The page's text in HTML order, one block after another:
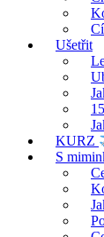
Ušetřit
KURZ
S